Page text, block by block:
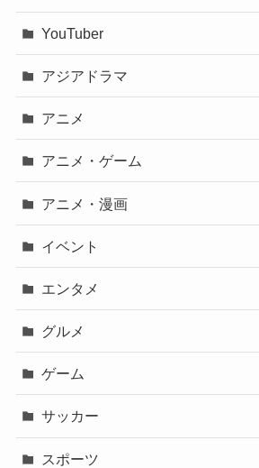
YouTuber
アジアドラマ
アニメ
アニメ・ゲーム
アニメ・漫画
イベント
エンタメ
グルメ
ゲーム
サッカー
スポーツ